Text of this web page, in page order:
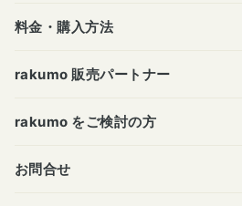
料金・購入方法
rakumo 販売パートナー
rakumo をご検討の方
お問合せ